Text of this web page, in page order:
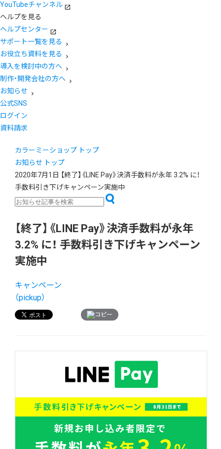
YouTubeチャンネル
ヘルプを見る
ヘルプセンター
サポート一覧を見る
お役立ち資料を見る
導入を検討中の方へ
制作・開発会社の方へ
お知らせ
公式SNS
ログイン
資料請求
カラーミーショップ トップ
お知らせ トップ
2020年7月1日
【終了】《LINE Pay》決済手数料が永年 3.2% に！
手数料引き下げキャンペーン実施中
【終了】《LINE Pay》決済手数料が永年
3.2% に！ 手数料引き下げキャンペーン
実施中
キャンペーン
（pickup）
コピー